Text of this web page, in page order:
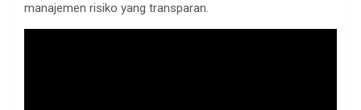
manajemen risiko yang transparan.